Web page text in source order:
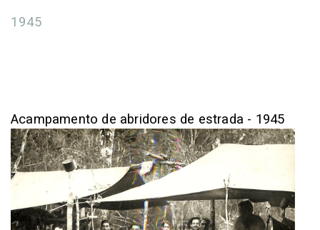
1945
Acampamento de abridores de estrada - 1945